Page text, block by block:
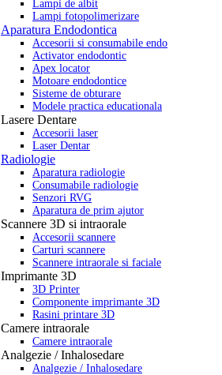
Lampi de albit
Lampi fotopolimerizare
Aparatura Endodontica
Accesorii si consumabile endo
Activator endodontic
Apex locator
Motoare endodontice
Sisteme de obturare
Modele practica educationala
Lasere Dentare
Accesorii laser
Laser Dentar
Radiologie
Aparatura radiologie
Consumabile radiologie
Senzori RVG
Aparatura de prim ajutor
Scannere 3D si intraorale
Accesorii scannere
Carturi scannere
Scannere intraorale si faciale
Imprimante 3D
3D Printer
Componente imprimante 3D
Rasini printare 3D
Camere intraorale
Camere intraorale
Analgezie / Inhalosedare
Analgezie / Inhalosedare